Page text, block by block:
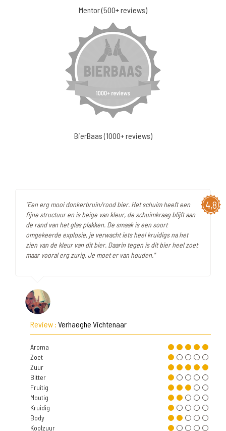
Mentor (500+ reviews)
BierBaas (1000+ reviews)
4,8
"Een erg mooi donkerbruin/rood bier. Het schuim heeft een
fijne structuur en is beige van kleur, de schuimkraag blijft aan
de rand van het glas plakken. De smaak is een soort
omgekeerde explosie, je verwacht iets heel kruidigs na het
zien van de kleur van dit bier. Daarin tegen is dit bier heel zoet
maar vooral erg zurig. Je moet er van houden."
Review : Verhaeghe Vichtenaar
Aroma
Zoet
Zuur
Bitter
Fruitig
Moutig
Kruidig
Body
Koolzuur